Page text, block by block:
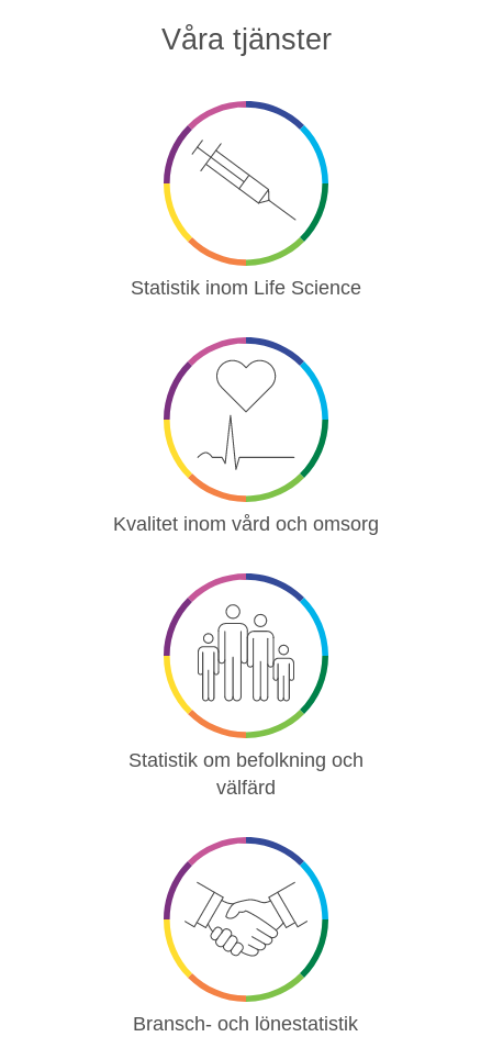
Våra tjänster
Statistik inom Life Science
Kvalitet inom vård och omsorg
Statistik om befolkning och
välfärd
Bransch- och lönestatistik